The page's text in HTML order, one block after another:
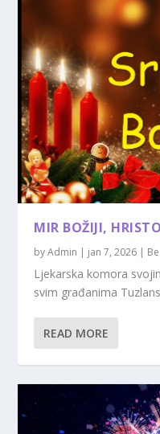
MIR BOŽIJI,
byAdmin | jan 7, 2026 |
Ljekarska komora
svim građanima
READ MORE